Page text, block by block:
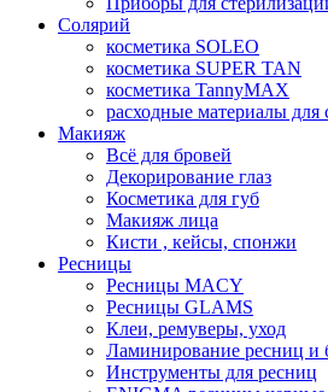
Солярий
косметика SOLEO
косметика SUPER TAN
косметика TannyMAX
расходные материалы для
Макияж
Всё для бровей
Декорирование глаз
Косметика для губ
Макияж лица
Кисти , кейсы, спонжи
Ресницы
Ресницы MACY
Ресницы GLAMS
Клеи, ремуверы, уход
Ламинирование ресниц и
Инструменты для ресниц